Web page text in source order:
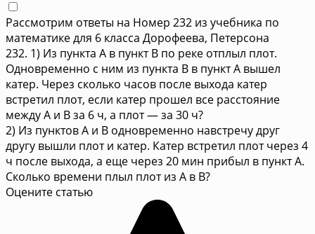
Рассмотрим ответы на Номер 232 из учебника по
математике для 6 класса Дорофеева, Петерсона
232. 1) Из пункта А в пункт В по реке отплыл плот.
Одновременно с ним из пункта В в пункт А вышел
катер. Через сколько часов после выхода катер
встретил плот, если катер прошел все расстояние
между А и В за 6 ч, а плот — за 30 ч?
2) Из пунктов А и В одновременно навстречу друг
другу вышли плот и катер. Катер встретил плот через 4
ч после выхода, а еще через 20 мин прибыл в пункт А.
Сколько времени плыл плот из А в B?
Оцените статью